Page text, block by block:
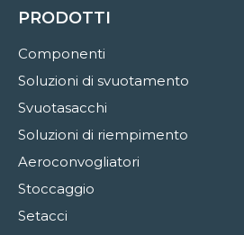
PRODOTTI
Componenti
Soluzioni di svuotamento
Svuotasacchi
Soluzioni di riempimento
Aeroconvogliatori
Stoccaggio
Setacci